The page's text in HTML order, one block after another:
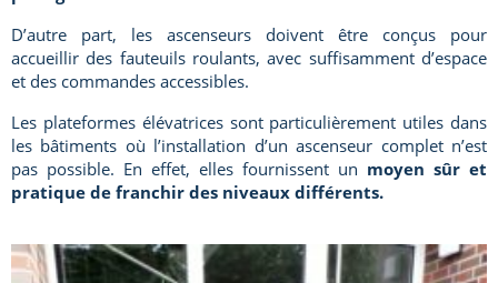
D’autre part, les ascenseurs doivent être conçus pour
accueillir des fauteuils roulants, avec suffisamment d’espace
et des commandes accessibles.
Les plateformes élévatrices sont particulièrement utiles dans
les bâtiments où l’installation d’un ascenseur complet n’est
pas possible. En effet, elles fournissent un moyen sûr et
pratique de franchir des niveaux différents.